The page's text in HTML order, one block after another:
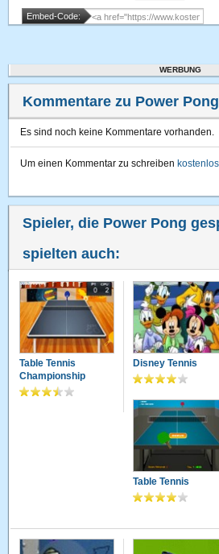
Embed-Code:
WERBUNG
Kommentare zu Power Pong
Es sind noch keine Kommentare vorhanden.
Um einen Kommentar zu schreiben
Spieler, die Power Pong
spielten auch:
Table Tennis
Championship
Disney Tennis
Table Tennis